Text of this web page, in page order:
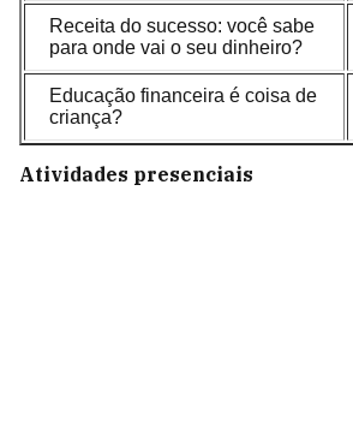
Receita do sucesso: você sabe
para onde vai o seu dinheiro?
Educação financeira é coisa de
criança?
Atividades presenciais